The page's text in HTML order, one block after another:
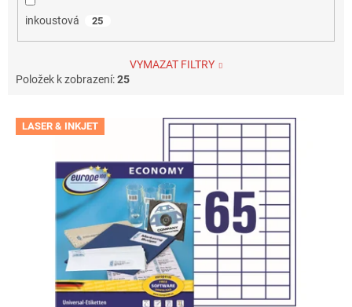
inkoustová 25
VYMAZAT FILTRY
Položek k zobrazení:25
V LASER & INKJET